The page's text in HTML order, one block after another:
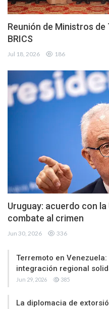
Reunión de Ministros de
BRICS
Jul 18, 2026 186
Uruguay: acuerdo con la
combate al crimen
Jun 30, 2026 336
Terremoto en Venezuela:
integración regional
Jun 29, 2026 385
La diplomacia de